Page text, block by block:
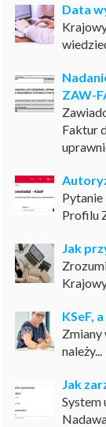
Data
ZAW-
Faktur
Profilu
Jak
KSeF,
Zmiany
należy...
Jak
System